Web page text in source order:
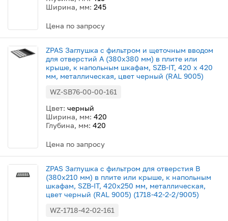
Ширина, мм: 245
Цена по запросу
ZPAS Заглушка с фильтром и щеточным вводом
для отверстий A (380x380 мм) в плите или
крыше, к напольным шкафам, SZB-IT, 420 x 420
мм, металлическая, цвет черный (RAL 9005)
WZ-SB76-00-00-161
Цвет: черный
Ширина, мм: 420
Глубина, мм: 420
Цена по запросу
ZPAS Заглушка с фильтром для отверстия B
(380x210 мм) в плите или крыше, к напольным
шкафам, SZB-IT, 420x250 мм, металлическая,
цвет черный (RAL 9005) (1718-42-2-2/9005)
WZ-1718-42-02-161